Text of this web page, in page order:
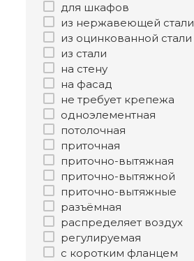
для шкафов
из нержавеющей стали
из оцинкованной стали
из стали
на стену
на фасад
не требует крепежа
одноэлементная
потолочная
приточная
приточно-вытяжная
приточно-вытяжной
приточно-вытяжные
разъёмная
распределяет воздух
регулируемая
с коротким фланцем